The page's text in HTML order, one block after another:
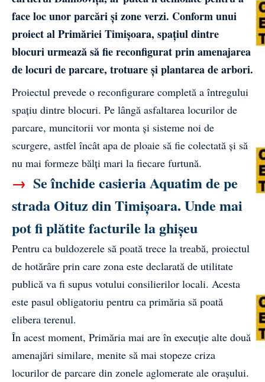
face loc unor parcări și zone verzi. Conform unui
proiect al Primăriei Timișoara, spațiul dintre
blocuri urmează să fie reconfigurat prin amenajarea
de locuri de parcare, trotuare și plantarea de arbori.
Proiectul prevede o reconfigurare completă a întregului
spațiu dintre blocuri. Pe lângă asfaltarea locurilor de
parcare, muncitorii vor monta și sisteme noi de
scurgere, astfel încât apa de ploaie să fie colectată și să
nu mai formeze bălți mari la fiecare furtună.
→ Se închide casieria Aquatim de pe
strada Oituz din Timișoara. Unde mai
pot fi plătite facturile la ghișeu
Pentru ca buldozerele să poată trece la treabă, proiectul
de hotărâre prin care zona este declarată de utilitate
publică va fi supus votului consilierilor locali. Acesta
este pasul obligatoriu pentru ca primăria să poată
elibera terenul.
În acest moment, Primăria mai are în execuție alte două
amenajări similare, menite să mai stopeze criza
locurilor de parcare din zonele aglomerate ale orașului.